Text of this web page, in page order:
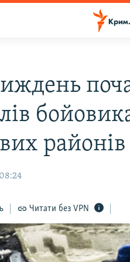
районів
Читати без VPN